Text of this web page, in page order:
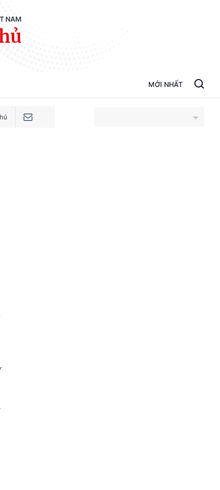
NAM
MỚI NHẤT